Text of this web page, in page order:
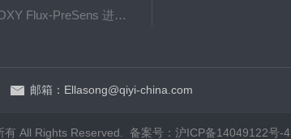
OXY Flux-PreSens 进行原位氧气测量
邮箱：Ellasong@qiyi-china.com
有 All Rights Reserved. 备案号： 沪ICP备14049122号-4